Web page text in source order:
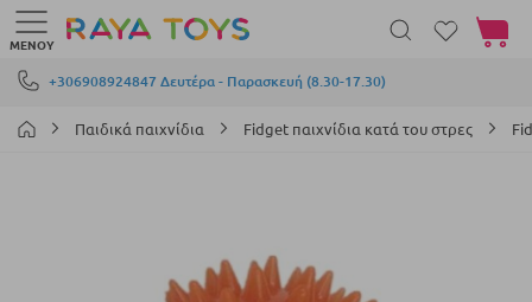
Μετάβαση στο περιεχόμενο
+306908924847 Δευτέρα - Παρασκευή (8.30-17.30)
ΜΕΝΟΎ
Το
Παιδικά παιχνίδια Fidget παιχνίδια κατά του στρες